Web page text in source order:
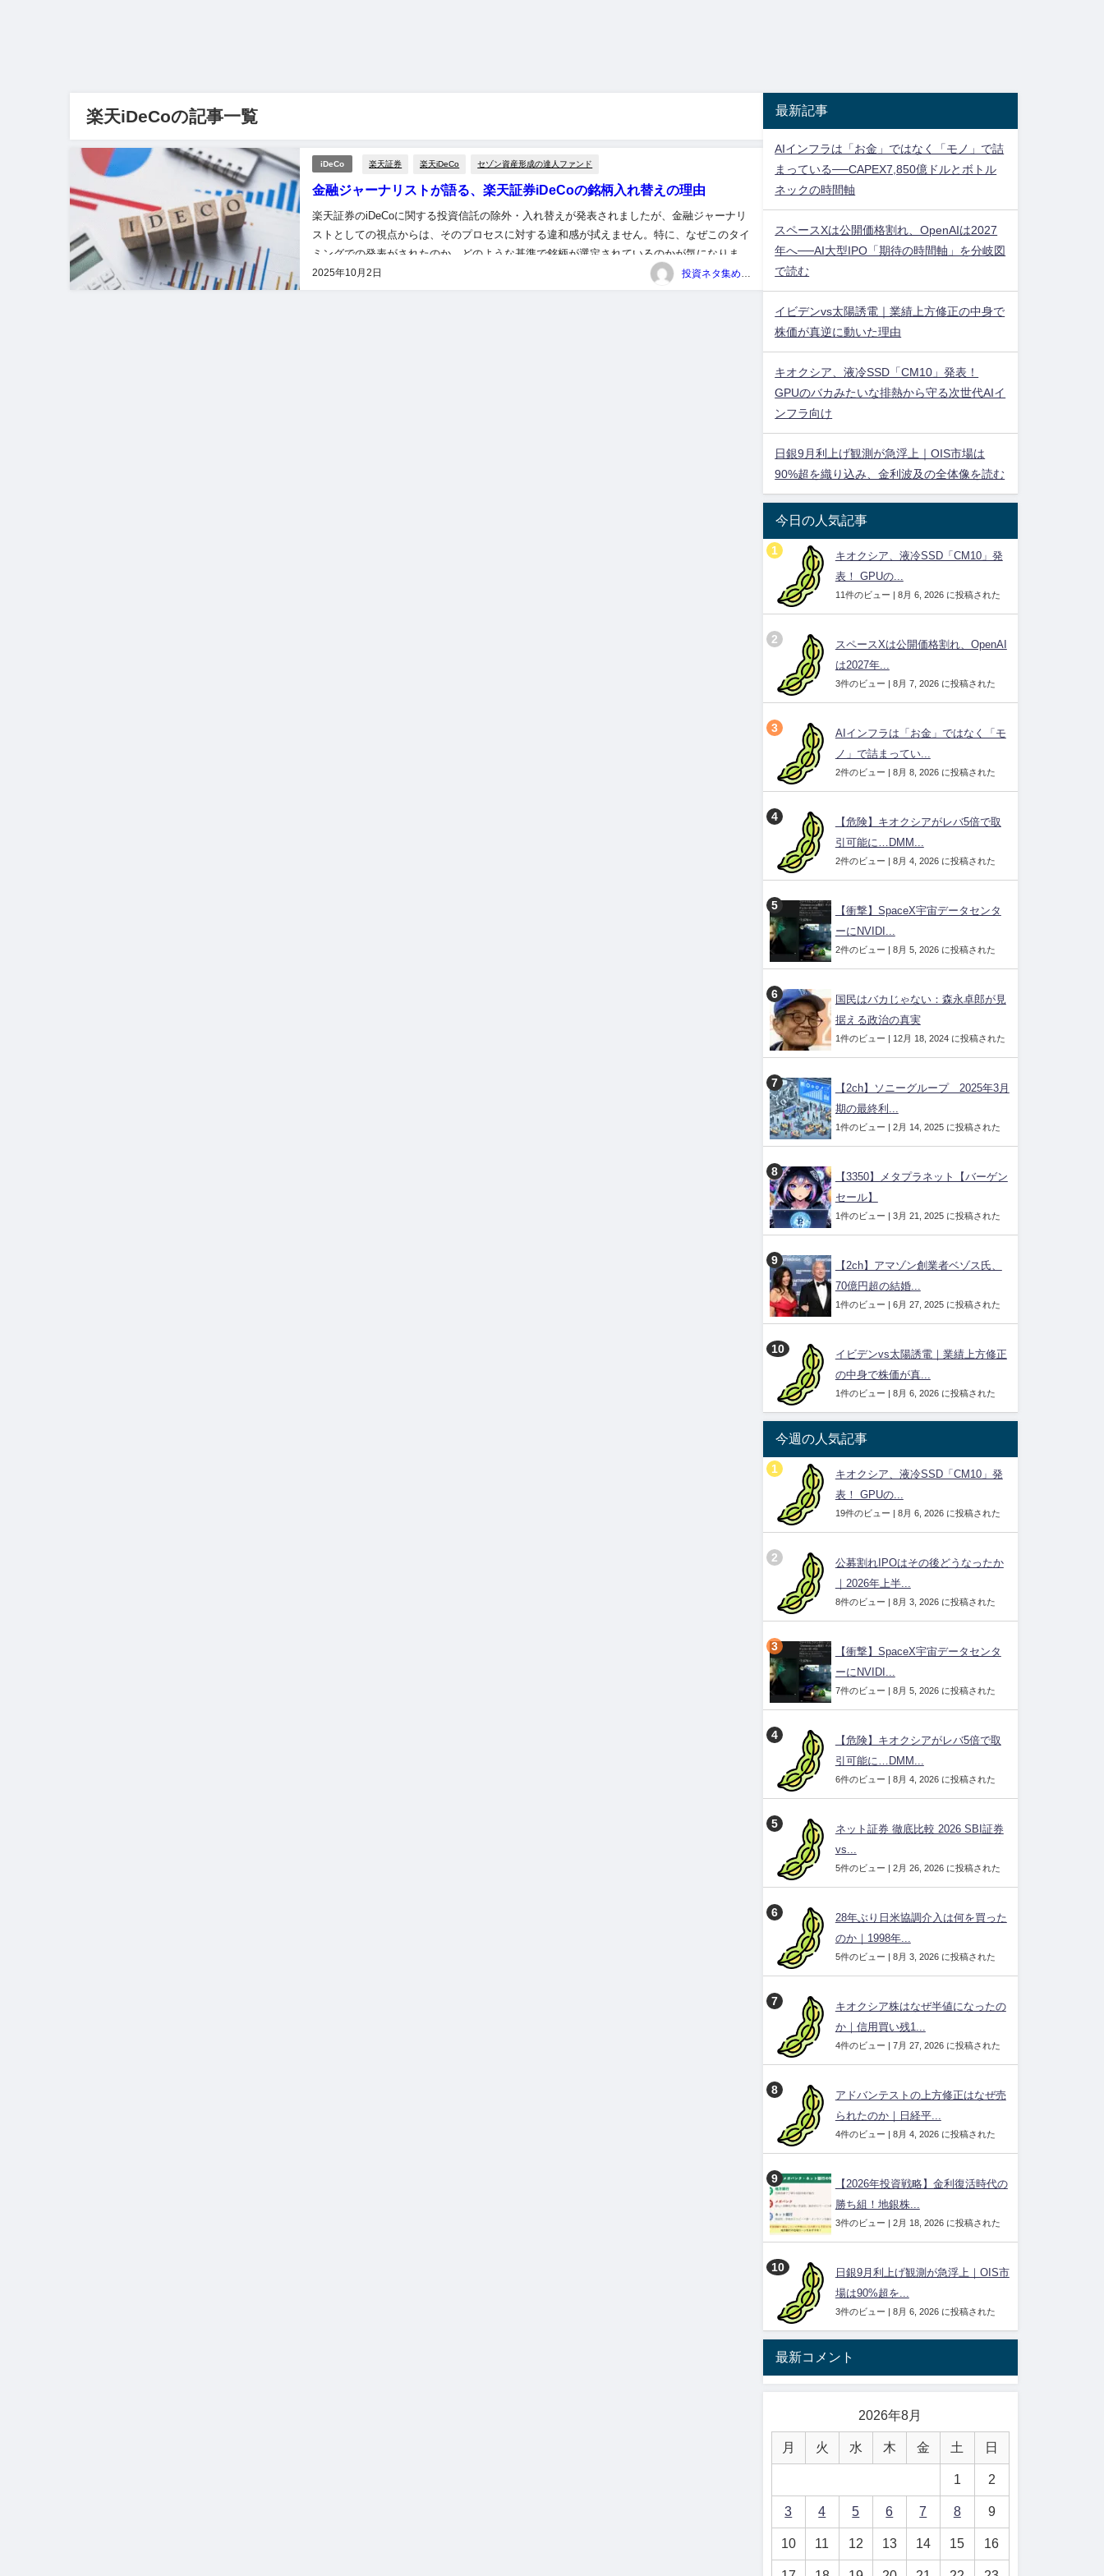
楽天iDeCoの記事一覧
iDeCo 楽天証券 楽天iDeCo セゾン資産形成の達人ファンド
金融ジャーナリストが語る、楽天証券iDeCoの銘柄入れ替えの理由
2025年10月2日
楽天証券のiDeCoに関する投資信託の除外・入れ替えが発表されましたが、金融ジャーナリ
ストとしての視点からは、そのプロセスに対する違和感が拭えません。特に、なぜこのタイ
ミングでの発表がされたのか、どのような基準で銘柄が選定されているのかが気になりま
す。透明性を持った運営が求められる中で、顧客への説明責任が果たされている...
投資ネタ集めておいたのだ！管理人
最新記事
AIインフラは「お金」ではなく「モノ」で詰
まっている──CAPEX7,850億ドルとボトル
ネックの時間軸
スペースXは公開価格割れ、OpenAIは2027
年へ──AI大型IPO「期待の時間軸」を分岐図
で読む
イビデンvs太陽誘電｜業績上方修正の中身で
株価が真逆に動いた理由
キオクシア、液冷SSD「CM10」発表！
GPUのバカみたいな排熱から守る次世代AIイ
ンフラ向け
日銀9月利上げ観測が急浮上｜OIS市場は
90%超を織り込み、金利波及の全体像を読む
今日の人気記事
キオクシア、液冷SSD「CM10」発
表！ GPUの...
11件のビュー | 8月 6, 2026 に投稿された
スペースXは公開価格割れ、OpenAI
は2027年...
3件のビュー | 8月 7, 2026 に投稿された
AIインフラは「お金」ではなく「モ
ノ」で詰まってい...
2件のビュー | 8月 8, 2026 に投稿された
【危険】キオクシアがレバ5倍で取
引可能に…DMM...
2件のビュー | 8月 4, 2026 に投稿された
【衝撃】SpaceX宇宙データセンタ
ーにNVIDI...
2件のビュー | 8月 5, 2026 に投稿された
国民はバカじゃない：森永卓郎が見
据える政治の真実
1件のビュー | 12月 18, 2024 に投稿された
【2ch】ソニーグループ 2025年3月
期の最終利...
1件のビュー | 2月 14, 2025 に投稿された
【3350】メタプラネット【バーゲン
セール】
1件のビュー | 3月 21, 2025 に投稿された
【2ch】アマゾン創業者ベゾス氏、
70億円超の結婚...
1件のビュー | 6月 27, 2025 に投稿された
イビデンvs太陽誘電｜業績上方修正
の中身で株価が真...
1件のビュー | 8月 6, 2026 に投稿された
今週の人気記事
キオクシア、液冷SSD「CM10」発
表！ GPUの...
19件のビュー | 8月 6, 2026 に投稿された
公募割れIPOはその後どうなったか
｜2026年上半...
8件のビュー | 8月 3, 2026 に投稿された
【衝撃】SpaceX宇宙データセンタ
ーにNVIDI...
7件のビュー | 8月 5, 2026 に投稿された
【危険】キオクシアがレバ5倍で取
引可能に…DMM...
6件のビュー | 8月 4, 2026 に投稿された
ネット証券 徹底比較 2026 SBI証券
vs...
5件のビュー | 2月 26, 2026 に投稿された
28年ぶり日米協調介入は何を買った
のか｜1998年...
5件のビュー | 8月 3, 2026 に投稿された
キオクシア株はなぜ半値になったの
か｜信用買い残1...
4件のビュー | 7月 27, 2026 に投稿された
アドバンテストの上方修正はなぜ売
られたのか｜日経平...
4件のビュー | 8月 4, 2026 に投稿された
【2026年投資戦略】金利復活時代の
勝ち組！地銀株...
3件のビュー | 2月 18, 2026 に投稿された
日銀9月利上げ観測が急浮上｜OIS市
場は90%超を...
3件のビュー | 8月 6, 2026 に投稿された
最新コメント
2026年8月
月 火 水 木 金 土 日
1 2
3 4 5 6 7 8 9
10 11 12 13 14 15 16